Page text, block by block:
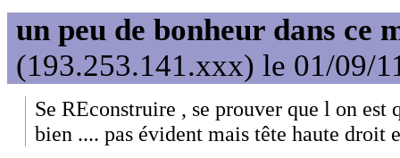
un peu de bonheur dans ce
(193.253.141.xxx) le 01/09/
Se REconstruire , se prouver que l on est
bien .... pas évident mais tête haute droit